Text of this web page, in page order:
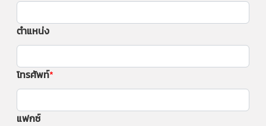
ตำแหน่ง
โทรศัพท์
แฟกซ์